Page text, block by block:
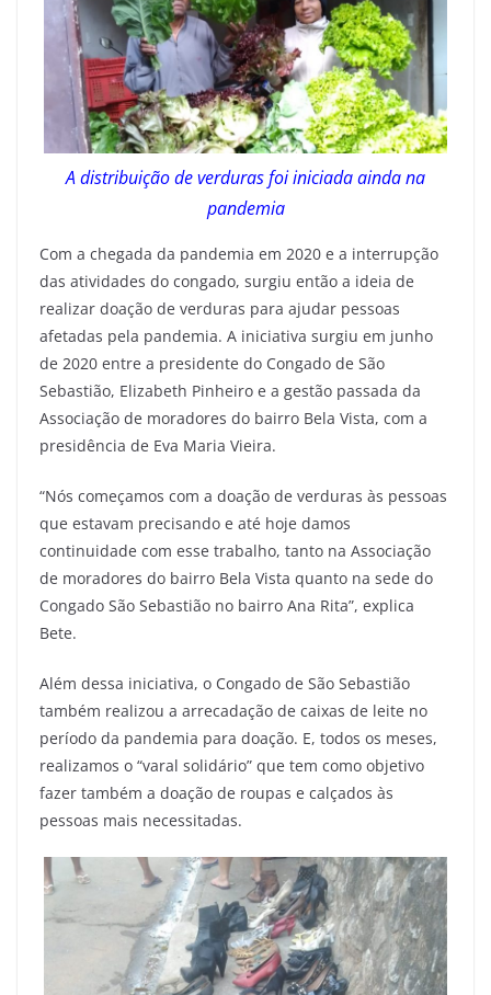
A distribuição de verduras foi iniciada ainda na
pandemia
Com a chegada da pandemia em 2020 e a interrupção
das atividades do congado, surgiu então a ideia de
realizar doação de verduras para ajudar pessoas
afetadas pela pandemia. A iniciativa surgiu em junho
de 2020 entre a presidente do Congado de São
Sebastião, Elizabeth Pinheiro e a gestão passada da
Associação de moradores do bairro Bela Vista, com a
presidência de Eva Maria Vieira.
“Nós começamos com a doação de verduras às pessoas
que estavam precisando e até hoje damos
continuidade com esse trabalho, tanto na Associação
de moradores do bairro Bela Vista quanto na sede do
Congado São Sebastião no bairro Ana Rita”, explica
Bete.
Além dessa iniciativa, o Congado de São Sebastião
também realizou a arrecadação de caixas de leite no
período da pandemia para doação. E, todos os meses,
realizamos o “varal solidário” que tem como objetivo
fazer também a doação de roupas e calçados às
pessoas mais necessitadas.